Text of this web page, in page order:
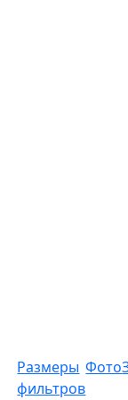
Размеры
фильтров
Фото